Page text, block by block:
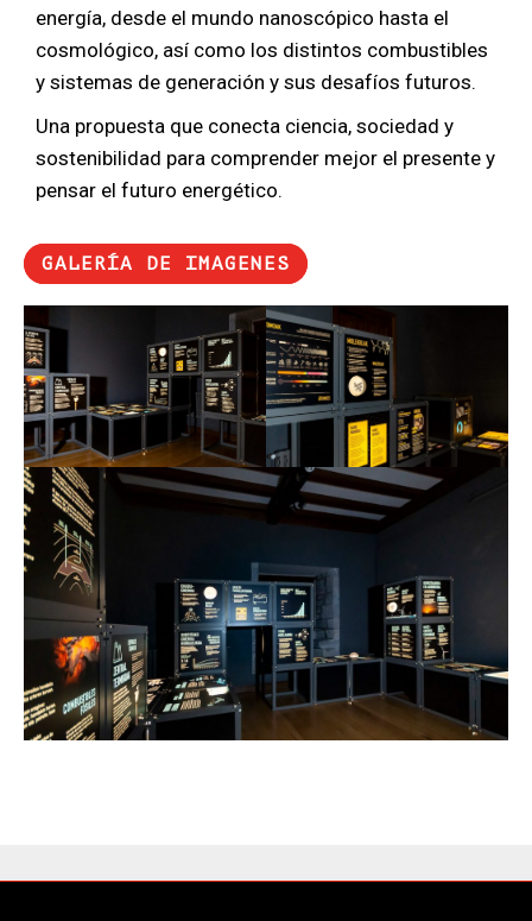
energía, desde el mundo nanoscópico hasta el
cosmológico, así como los distintos combustibles
y sistemas de generación y sus desafíos futuros.
Una propuesta que conecta ciencia, sociedad y
sostenibilidad para comprender mejor el presente y
pensar el futuro energético.
GALERÍA DE IMAGENES